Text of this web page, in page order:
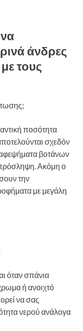
άνδρες
τους
ποσότητα
σχεδόν
βοτάνων
Ακόμη ο
την
με μεγάλη
όταν σπάνια
ή ανοιχτό
να σας
νερού ανάλογα